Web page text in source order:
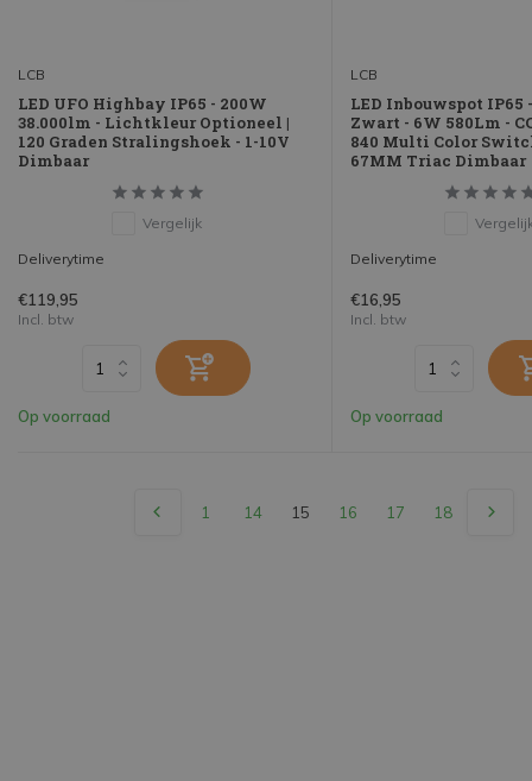
LCB
LED UFO Highbay IP65 - 200W
38.000lm - Lichtkleur Optioneel |
120 Graden Stralingshoek - 1-10V
Dimbaar
Vergelijk
Deliverytime
€119,95
Incl. btw
Op voorraad
LCB
LED Inbouwspot IP65
Zwart - 6W 580Lm -
840 Multi Color
67MM Triac Dimbaar
Deliverytime
€16,95
Incl. btw
Op voorraad
1 14 15 16 17 18